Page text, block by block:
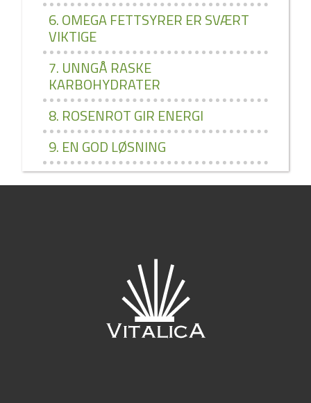
6. OMEGA FETTSYRER ER SVÆRT
VIKTIGE
7. UNNGÅ RASKE
KARBOHYDRATER
8. ROSENROT GIR ENERGI
9. EN GOD LØSNING